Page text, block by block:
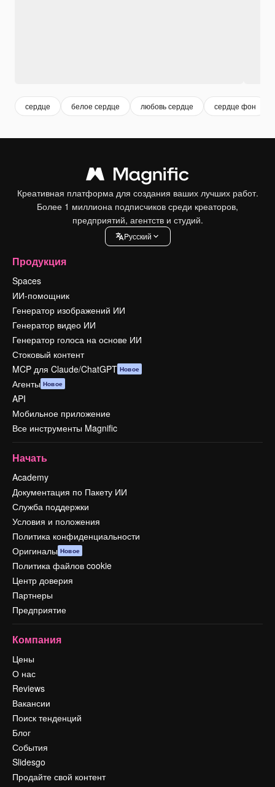
сердце белое сердце любовь сердце сердце фон
Креативная платформа для создания ваших лучших работ.
Более 1 миллиона подписчиков среди креаторов,
предприятий, агентств и студий.
Pусский
Продукция
Spaces
ИИ-помощник
Генератор изображений ИИ
Генератор видео ИИ
Генератор голоса на основе ИИ
Стоковый контент
MCP для Claude/ChatGPT Новое
Агенты Новое
API
Мобильное приложение
Все инструменты Magnific
Начать
Academy
Документация по Пакету ИИ
Служба поддержки
Условия и положения
Политика конфиденциальности
Оригиналы Новое
Политика файлов cookie
Центр доверия
Партнеры
Предприятие
Компания
Цены
О нас
Reviews
Вакансии
Поиск тенденций
Блог
События
Slidesgo
Продайте свой контент